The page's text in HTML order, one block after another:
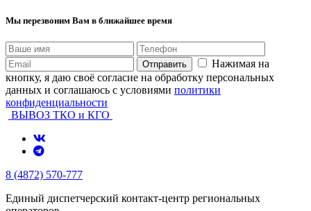
Мы перезвоним Вам в ближайшее время
Отправить
Нажимая на
кнопку, я даю своё согласие на обработку персональных
данных и соглашаюсь с условиями политики
конфиденциальности
ВЫВОЗ ТКО и КГО
8 (4872) 570-777
Единый диспетчерский контакт-центр региональных